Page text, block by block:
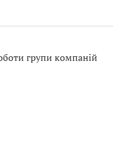
групи компаній